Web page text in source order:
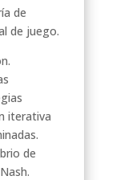
de
de juego.
iterativa
de